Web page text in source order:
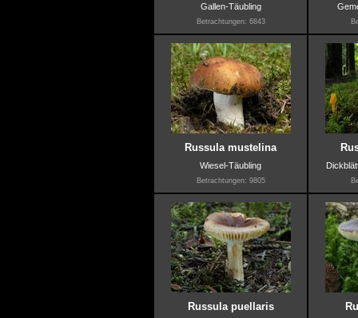
Gallen-Täubling
Betrachtungen: 6843
Russula mustelina
Wiesel-Täubling
Betrachtungen: 9805
Russula puellaris